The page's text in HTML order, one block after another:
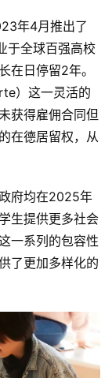
年4月推出了
于全球百强高校
在日停留2年。
）这一灵活的
获得雇佣合同但
在德居留权，从
府均在2025年
生提供更多社会
一系列的包容性
了更加多样化的